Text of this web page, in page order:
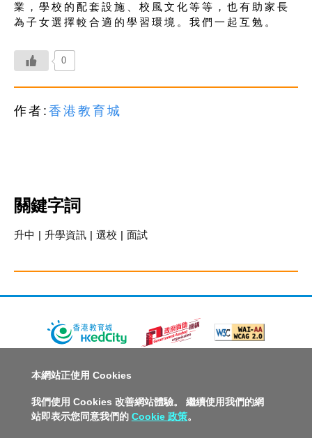
業，學校的配套設施、校風文化等等，也有助家長
為子女選擇較合適的學習環境。我們一起互勉。
0
作者: 香港教育城
關鍵字詞
升中 升學資訊 選校 面試
人才招募
聯絡我們
私隱政策聲明 服務條款
版權及知識產權政策
本網站正使用 Cookies
我們使用 Cookies 改善網站體驗。 繼續使用我們的網
站即表示您同意我們的 Cookie 政策。